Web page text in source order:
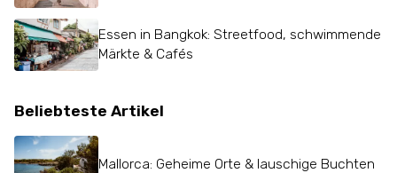
Essen in Bangkok: Streetfood, schwimmende
Märkte & Cafés
Beliebteste Artikel
Mallorca: Geheime Orte & lauschige Buchten